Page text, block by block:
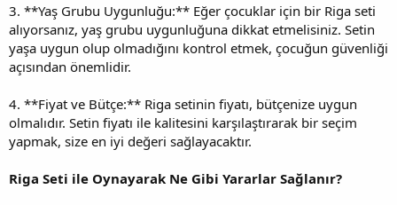
3. **Yaş Grubu Uygunluğu:** Eğer çocuklar için bir Riga seti
alıyorsanız, yaş grubu uygunluğuna dikkat etmelisiniz. Setin
yaşa uygun olup olmadığını kontrol etmek, çocuğun güvenliği
açısından önemlidir.
4. **Fiyat ve Bütçe:** Riga setinin fiyatı, bütçenize uygun
olmalıdır. Setin fiyatı ile kalitesini karşılaştırarak bir seçim
yapmak, size en iyi değeri sağlayacaktır.
Riga Seti ile Oynayarak Ne Gibi Yararlar Sağlanır?